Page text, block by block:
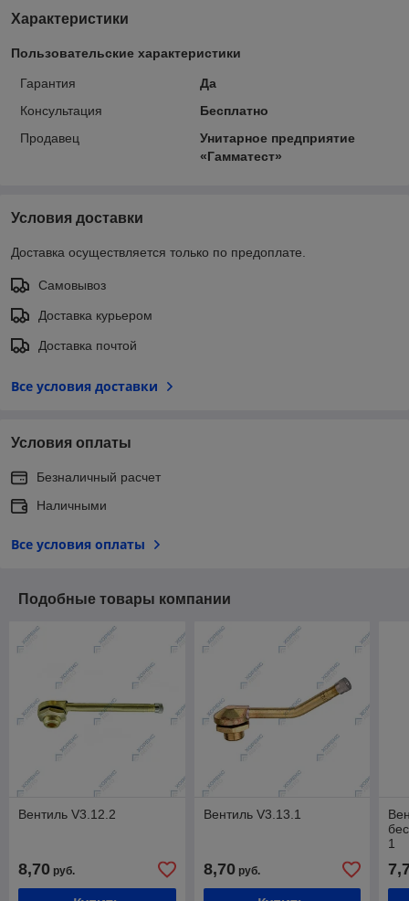
Характеристики
Пользовательские характеристики
Гарантия
Да
Консультация
Бесплатно
Продавец
Унитарное предприятие
«Гамматест»
Условия доставки
Доставка осуществляется только по предоплате.
Самовывоз
Доставка курьером
Доставка почтой
Все условия доставки
Условия оплаты
Безналичный расчет
Наличными
Все условия оплаты
Подобные товары компании
Вентиль V3.12.2
8,70 руб.
Вентиль V3.13.1
8,70руб.
1